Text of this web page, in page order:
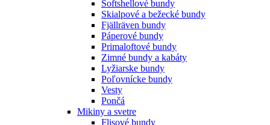
Softshellové bundy
Skialpové a bežecké bundy
Fjällräven bundy
Páperové bundy
Primaloftové bundy
Zimné bundy a kabáty
Lyžiarske bundy
Poľovnícke bundy
Vesty
Pončá
Mikiny a svetre
Flisové bundy